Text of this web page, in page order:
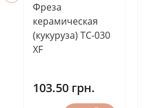
Фреза
керамическая
(кукуруза) TC-030
XF
103.50 грн.